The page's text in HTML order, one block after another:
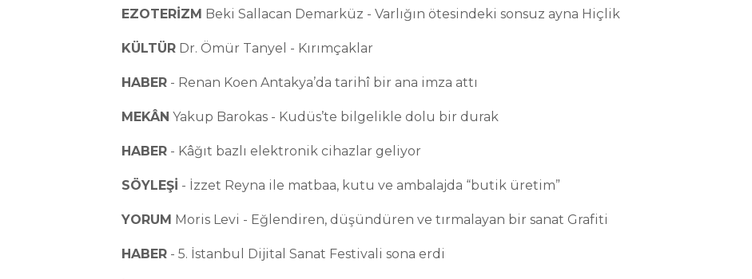
EZOTERİZM Beki Sallacan Demarküz - Varlığın ötesindeki sonsuz ayna Hiçlik
KÜLTÜR Dr. Ömür Tanyel - Kırımçaklar
HABER - Renan Koen Antakya’da tarihî bir ana imza attı
MEKÂN Yakup Barokas - Kudüs’te bilgelikle dolu bir durak
HABER - Kâğıt bazlı elektronik cihazlar geliyor
SÖYLEŞİ - İzzet Reyna ile matbaa, kutu ve ambalajda “butik üretim”
YORUM Moris Levi - Eğlendiren, düşündüren ve tırmalayan bir sanat Grafiti
HABER - 5. İstanbul Dijital Sanat Festivali sona erdi